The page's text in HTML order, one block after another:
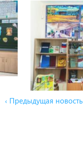
‹ Предыдущая новость